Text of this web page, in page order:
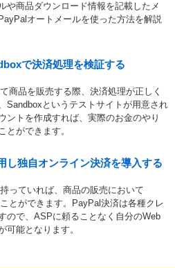
や商品ダウンロード情報を記載したメ
オートメールを使った方法を解説
で決済処理を検証する
商品を販売する際、決済処理が正しく
Sandboxというテストサイトが用意され
ントを作成すれば、実際のお金のやり
とができます。
し独自オンライン決済を導入する
っていれば、商品の販売において
とができます。PayPal決済は各種クレ
ので、ASPに頼ることなく自分のWeb
可能となります。